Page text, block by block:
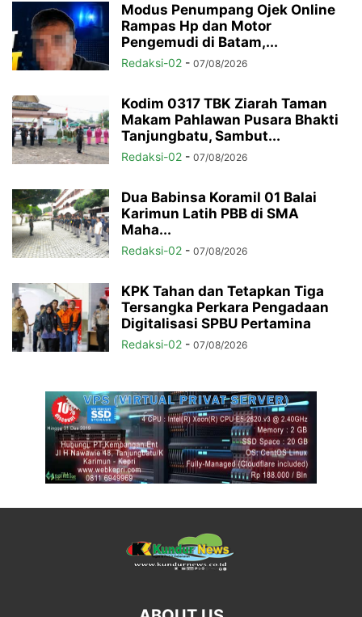
Modus Penumpang Ojek Online
Rampas Hp dan Motor
Pengemudi di Batam,...
Redaksi-02 - 07/08/2026
Kodim 0317 TBK Ziarah Taman
Makam Pahlawan Pusara Bhakti
Tanjungbatu, Sambut...
Redaksi-02 - 07/08/2026
Dua Babinsa Koramil 01 Balai
Karimun Latih PBB di SMA
Maha...
Redaksi-02 - 07/08/2026
KPK Tahan dan Tetapkan Tiga
Tersangka Perkara Pengadaan
Digitalisasi SPBU Pertamina
Redaksi-02 - 07/08/2026